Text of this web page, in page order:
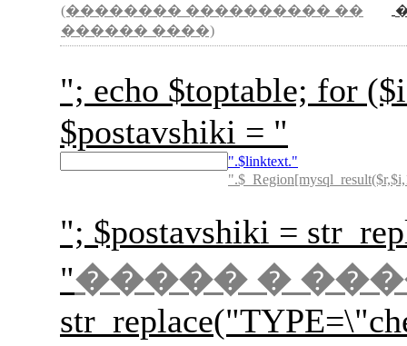
(�������� ���������� ��
������ ����)
"; echo $toptable;
$postavshiki = "
".$linktext."
"; $postavshiki =
"����� �